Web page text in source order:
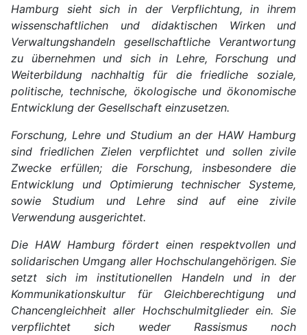
Hamburg sieht sich in der Verpflichtung, in ihrem
wissenschaftlichen und didaktischen Wirken und
Verwaltungshandeln gesellschaftliche Verantwortung
zu übernehmen und sich in Lehre, Forschung und
Weiterbildung nachhaltig für die friedliche soziale,
politische, technische, ökologische und ökonomische
Entwicklung der Gesellschaft einzusetzen.
Forschung, Lehre und Studium an der HAW Hamburg
sind friedlichen Zielen verpflichtet und sollen zivile
Zwecke erfüllen; die Forschung, insbesondere die
Entwicklung und Optimierung technischer Systeme,
sowie Studium und Lehre sind auf eine zivile
Verwendung ausgerichtet.
Die HAW Hamburg fördert einen respektvollen und
solidarischen Umgang aller Hochschulangehörigen. Sie
setzt sich im institutionellen Handeln und in der
Kommunikationskultur für Gleichberechtigung und
Chancengleichheit aller Hochschulmitglieder ein. Sie
verpflichtet sich weder Rassismus noch